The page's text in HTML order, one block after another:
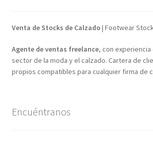
Venta de Stocks de Calzado| Footwear
Agente de ventas freelance, con
sector de la moda y el calzado. Cartera de
propios compatibles para cualquier firma de
Encuéntranos